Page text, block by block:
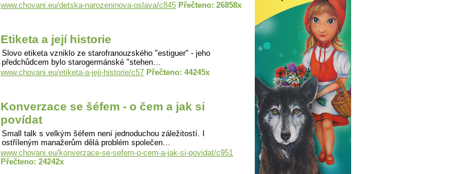
www.chovani.eu/detska-narozeninova-oslava/c845 Přečteno: 26858x
Etiketa a její historie
Slovo etiketa vzniklo ze starofranouzského "estiguer" - jeho
předchůdcem bylo starogermánské "stehen…
www.chovani.eu/etiketa-a-jeji-historie/c57 Přečteno: 44245x
Konverzace se šéfem - o čem a jak si
povídat
Small talk s velkým šéfem není jednoduchou záležitostí. I
ostříleným manažerům dělá problém společen…
www.chovani.eu/konverzace-se-sefem-o-cem-a-jak-si-povidat/c951
Přečteno: 24242x